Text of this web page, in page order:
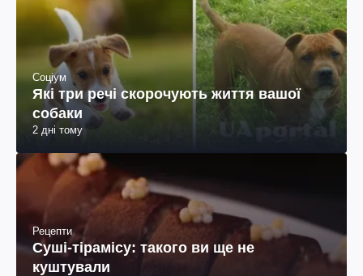
Соціум
Які три речі скорочують життя вашої
собаки
2 дні тому
Рецепти
Суші-тірамісу: такого ви ще не
куштували